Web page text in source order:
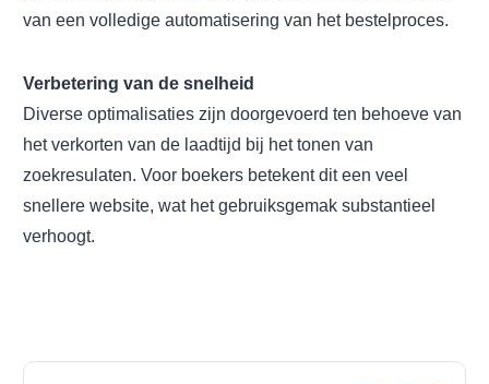
van een volledige automatisering van het bestelproces.
Verbetering van de snelheid
Diverse optimalisaties zijn doorgevoerd ten behoeve van
het verkorten van de laadtijd bij het tonen van
zoekresulaten. Voor boekers betekent dit een veel
snellere website, wat het gebruiksgemak substantieel
verhoogt.